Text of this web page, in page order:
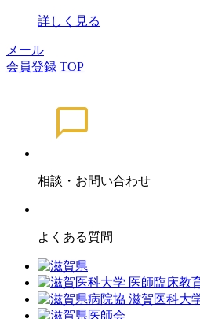
詳しく見る
メール
会員登録 TOP
相談・お問い合わせ
よくある質問